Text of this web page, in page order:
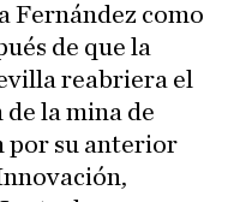
Fernández como
de que la
reabriera el
la mina de
por su anterior